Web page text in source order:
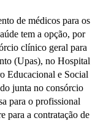
de médicos para os
tem a opção, por
clínico geral para
(Upas), no Hospital
Educacional e Social
junta no consórcio
para o profissional
para a contratação de